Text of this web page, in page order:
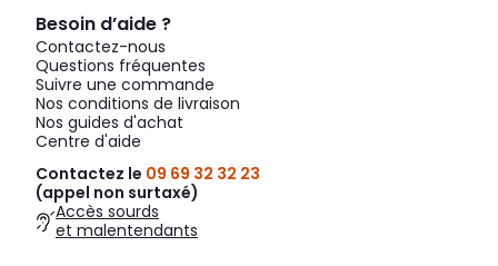
Besoin d’aide ?
Contactez-nous
Questions fréquentes
Suivre une commande
Nos conditions de livraison
Nos guides d'achat
Centre d'aide
Contactez le 09 69 32 32 23
(appel non surtaxé)
Accès sourds
et malentendants